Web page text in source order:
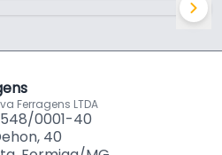
a escolha certa para quem
Ferragens LTDA
0001-40
40